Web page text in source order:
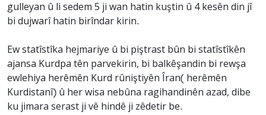
gulleyan û li sedem 5 ji wan hatin kuştin û 4 kesên din jî
bi dujwarî hatin birîndar kirin.
Ew statîstîka hejmariye û bi piştrast bûn bi statîstîkên
ajansa Kurdpa tên parvekirin, bi balkêşandin bi rewşa
ewlehiya herêmên Kurd rûniştiyên Îran( herêmên
Kurdistanî) û her wisa nebûna ragihandinên azad, dibe
ku jimara serast ji vê hindê ji zêdetir be.